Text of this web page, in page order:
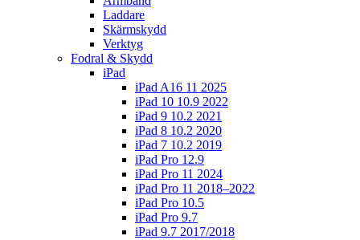
Laddare
Skärmskydd
Verktyg
Fodral & Skydd
iPad
iPad A16 11 2025
iPad 10 10.9 2022
iPad 9 10.2 2021
iPad 8 10.2 2020
iPad 7 10.2 2019
iPad Pro 12.9
iPad Pro 11 2024
iPad Pro 11 2018–2022
iPad Pro 10.5
iPad Pro 9.7
iPad 9.7 2017/2018